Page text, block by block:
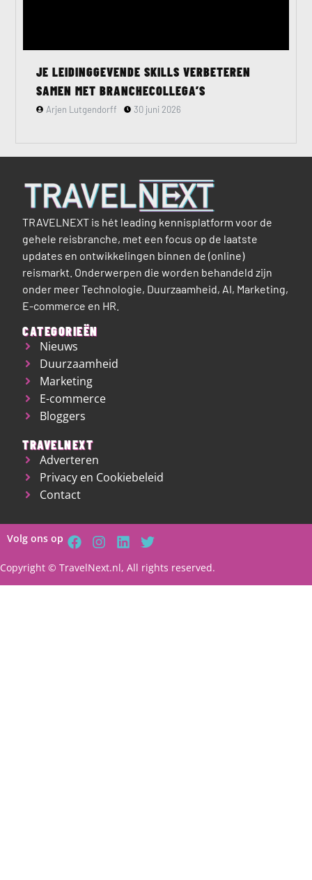
JE LEIDINGGEVENDE SKILLS VERBETEREN
SAMEN MET BRANCHECOLLEGA’S
Arjen Lutgendorff 30 juni 2026
TRAVELNEXT is hét leading kennisplatform voor de
gehele reisbranche, met een focus op de laatste
updates en ontwikkelingen binnen de (online)
reismarkt. Onderwerpen die worden behandeld zijn
onder meer Technologie, Duurzaamheid, AI, Marketing,
E-commerce en HR.
CATEGORIEËN
Nieuws
Duurzaamheid
Marketing
E-commerce
Bloggers
TRAVELNEXT
Adverteren
Privacy en Cookiebeleid
Contact
Volg ons op
Copyright © TravelNext.nl, All rights reserved.